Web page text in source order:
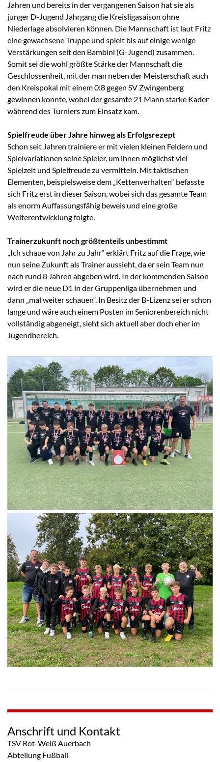
Jahren und bereits in der vergangenen Saison hat sie als
junger D-Jugend Jahrgang die Kreisligasaison ohne
Niederlage absolvieren können. Die Mannschaft ist laut Fritz
eine gewachsene Truppe und spielt bis auf einige wenige
Verstärkungen seit den Bambini (G-Jugend) zusammen.
Somit sei die wohl größte Stärke der Mannschaft die
Geschlossenheit, mit der man neben der Meisterschaft auch
den Kreispokal mit einem 0:8 gegen SV Zwingenberg
gewinnen konnte, wobei der gesamte 21 Mann starke Kader
während des Turniers zum Einsatz kam.
Spielfreude über Jahre hinwegals Erfolgsrezept
Schon seit Jahren trainiere er mit vielen kleinen Feldern und
Spielvariationen seine Spieler, um ihnen möglichst viel
Spielzeit und Spielfreude zu vermitteln. Mit taktischen
Elementen, beispielsweise dem „Kettenverhalten“ befasste
sich Fritz erst in dieser Saison, wobei sich das gesamte Team
als enorm Auffassungsfähig beweis und eine große
Weiterentwicklung folgte.
Trainerzukunft noch größtenteils unbestimmt
„Ich schaue von Jahr zu Jahr“ erklärt Fritz auf die Frage, wie
nun seine Zukunft als Trainer aussieht, da er sein Team nun
nach rund 8 Jahren abgeben wird. In der kommenden Saison
wird er die neue D1 in der Gruppenliga übernehmen und
dann „mal weiter schauen“. In Besitz der B-Lizenz sei er schon
lange und wäre auch einem Posten im Seniorenbereich nicht
vollständig abgeneigt, sieht sich aktuell aber doch eher im
Jugendbereich.
Anschrift und Kontakt
TSV Rot-Weiß Auerbach
Abteilung Fußball